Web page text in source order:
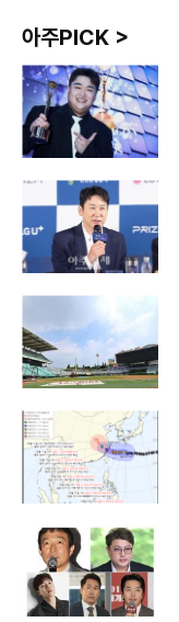
아주PICK >